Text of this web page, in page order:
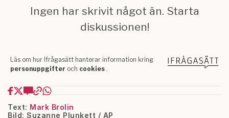
Text: Mark Brolin
Bild: Suzanne Plunkett / AP